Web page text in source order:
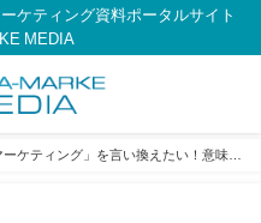
ケティング資料ポータルサイト
MEDIA
ーケティング」を言い換えたい！意味と